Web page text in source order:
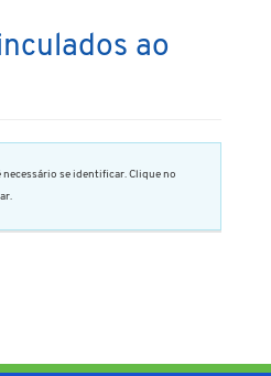
ao
necessário se identificar. Clique no